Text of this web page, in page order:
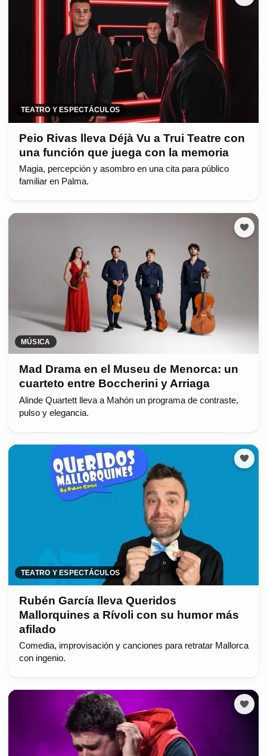
TEATRO Y ESPECTÁCULOS
Peio Rivas lleva Déjà Vu a Trui Teatre con
una función que juega con la memoria
Magia, percepción y asombro en una cita para público
familiar en Palma.
MÚSICA
Mad Drama en el Museu de Menorca: un
cuarteto entre Boccherini y Arriaga
Alinde Quartett lleva a Mahón un programa de contraste,
pulso y elegancia.
TEATRO Y ESPECTÁCULOS
Rubén García lleva Queridos
Mallorquines a Rívoli con su humor más
afilado
Comedia, improvisación y canciones para retratar Mallorca
con ingenio.